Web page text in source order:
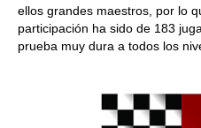
ellos grandes maestros, por lo
participación ha sido de 183
prueba muy dura a todos los